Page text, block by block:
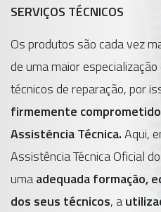
SERVIÇOS TÉCNICOS
Os produtos são cada vez
de uma maior
técnicos de reparação, por
firmemente
Assistência Técnica.Aqui,
Assistência Técnica Oficial
umaadequada formação,
dos seus técnicos, a